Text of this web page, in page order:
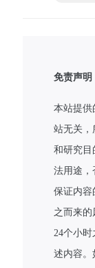
免责声明
本站提供
站无关，
和研究目
法用途，
保证内容
之而来的
24个小
述内容。